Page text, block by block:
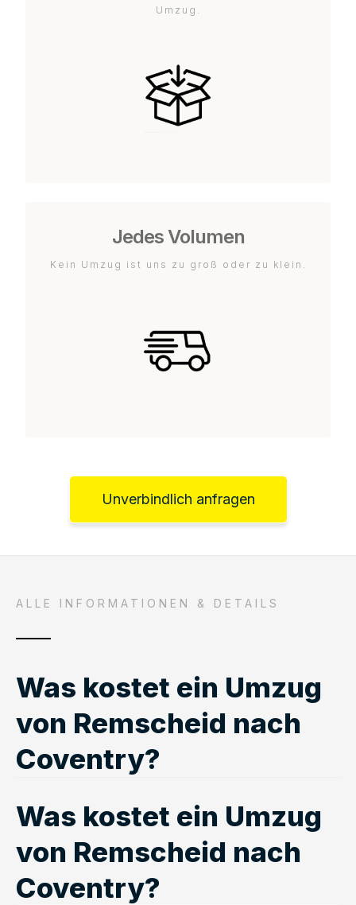
Umzug.
Jedes Volumen
Kein Umzug ist uns zu groß oder zu klein.
Unverbindlich anfragen
ALLE INFORMATIONEN & DETAILS
Was kostet ein Umzug
von Remscheid nach
Coventry?
Was kostet ein Umzug
von Remscheid nach
Coventry?